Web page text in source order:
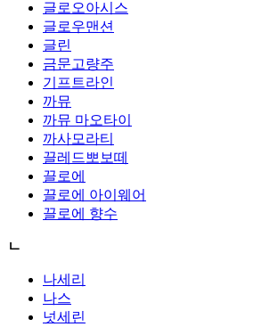
글로오아시스
글로우맨션
글린
금문고량주
기프트라인
까뮤
까뮤 마오타이
까사모라티
끌레드뽀보떼
끌로에
끌로에 아이웨어
끌로에 향수
ㄴ
나세리
나스
넛세린